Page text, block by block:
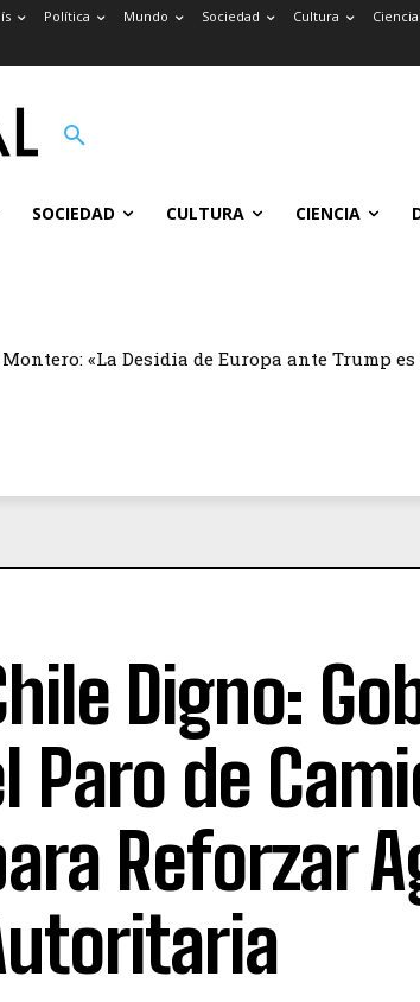
Política Mundo Sociedad Cultura Ciencia
SOCIEDAD CULTURA CIENCIA
«La Desidia de Europa ante Trump
Digno:
Paro de
Reforzar